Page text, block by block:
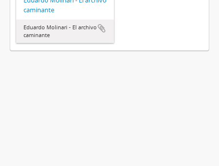
caminante
Eduardo Molinari - El archivo
caminante